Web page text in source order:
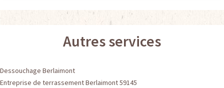
Autres services
Dessouchage Berlaimont
Entreprise de terrassement Berlaimont 59145